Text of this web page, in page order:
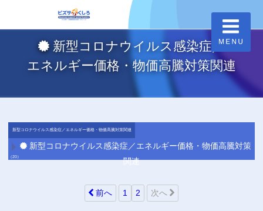
新型コロナウイルス感染症／
エネルギー価格・物価高騰対策関連
新型コロナウイルス感染症／エネルギー価格・物価高騰対策関連
新型コロナウイルス感染症／エネルギー価格・物価高騰対策
関連
（20）
前へ 1 2 次へ